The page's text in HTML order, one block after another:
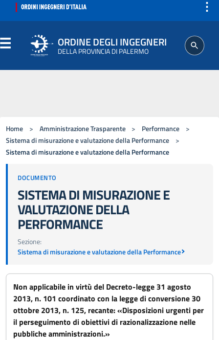
⋮
ORDINE DEGLI INGEGNERI
DELLA PROVINCIA DI PALERMO
ISCRITTO
AGGIORNAMENTI PROFESSIONALI
Home > Amministrazione Trasparente > Performance
>
Sistema di misurazione e valutazione della Performance
>
Sistema di misurazione e valutazione della Performance
DOCUMENTO
SISTEMA DI MISURAZIONE E
VALUTAZIONE DELLA
PERFORMANCE
Sezione:
Sistema di misurazione e valutazione della Performance
Non applicabile in virtù del Decreto-legge 31 agosto
2013, n. 101 coordinato con la legge di conversione 30
ottobre 2013, n. 125, recante: «Disposizioni urgenti per
il perseguimento di obiettivi di razionalizzazione nelle
pubbliche amministrazioni.»